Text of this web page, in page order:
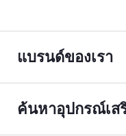
แบรนด์ของเรา
ค้นหาอุปกรณ์เส